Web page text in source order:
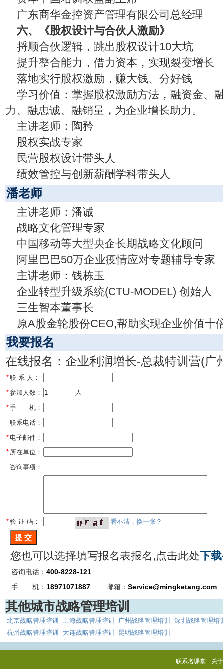
广东商华金控资产管理有限公司总经理
六、《股权设计与合伙人激励》
捋顺合伙逻辑，跳出股权设计10大坑
提升整合能力，借力资本，实现裂变增长
落地实行股权激励，赚大钱、分好钱
学习价值：掌握股权激励方法，融资金、
力、融忠诚、融销量，为企业增长助力。
主讲老师：陶矜
股权实战专家
民营股权设计带头人
绩效管控与创新薪酬学科带头人
潘老师
主讲老师：潘诚
战略文化管理专家
中国移动等大型央企长期战略文化顾问
阿里巴巴50万企业疫情应对专题辅导专家
主讲老师：钱栋玉
企业转型升级系统(CTU-MODEL) 创始人
三生智本董事长
原A股金轮股份CEO,帮助实现企业价值十
我要报名
在线报名：企业利润增长-总裁特训营(广
*联 系 人：
*参加人数：
人
*手 机：
联系电话：
* 电子邮件：
* 所在单位：
咨询事项：
*验 证 码： 看不清，换一张？
您也可以选择填写报名表报名,点击此处下
咨询电话： 400-8228-121
手 机： 18971071887 邮箱： Service@mingketang.com
其他城市战略管理培训
北京战略管理培训 上海战略管理培训 广州战略管理培训
深圳战略管理培
杭州战略管理培训
大连战略管理培训 昆明战略管理培训
联系名课堂 关